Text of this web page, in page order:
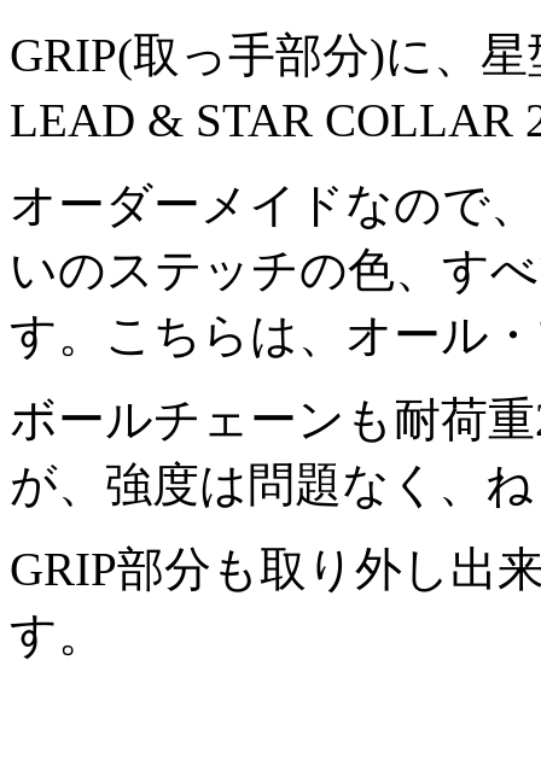
GRIP(取っ手部分)に、
LEAD & STAR COLLAR
オーダーメイドなので
いのステッチの色、す
す。こちらは、オール
ボールチェーンも耐荷
が、強度は問題なく、
GRIP部分も取り外し出
す。